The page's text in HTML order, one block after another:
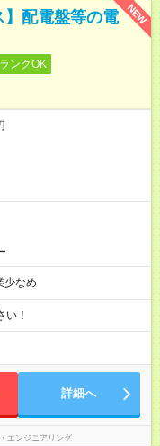
NEW
】配電盤等の電
ンクOK
なめ
！
詳細へ
エンジニアリング